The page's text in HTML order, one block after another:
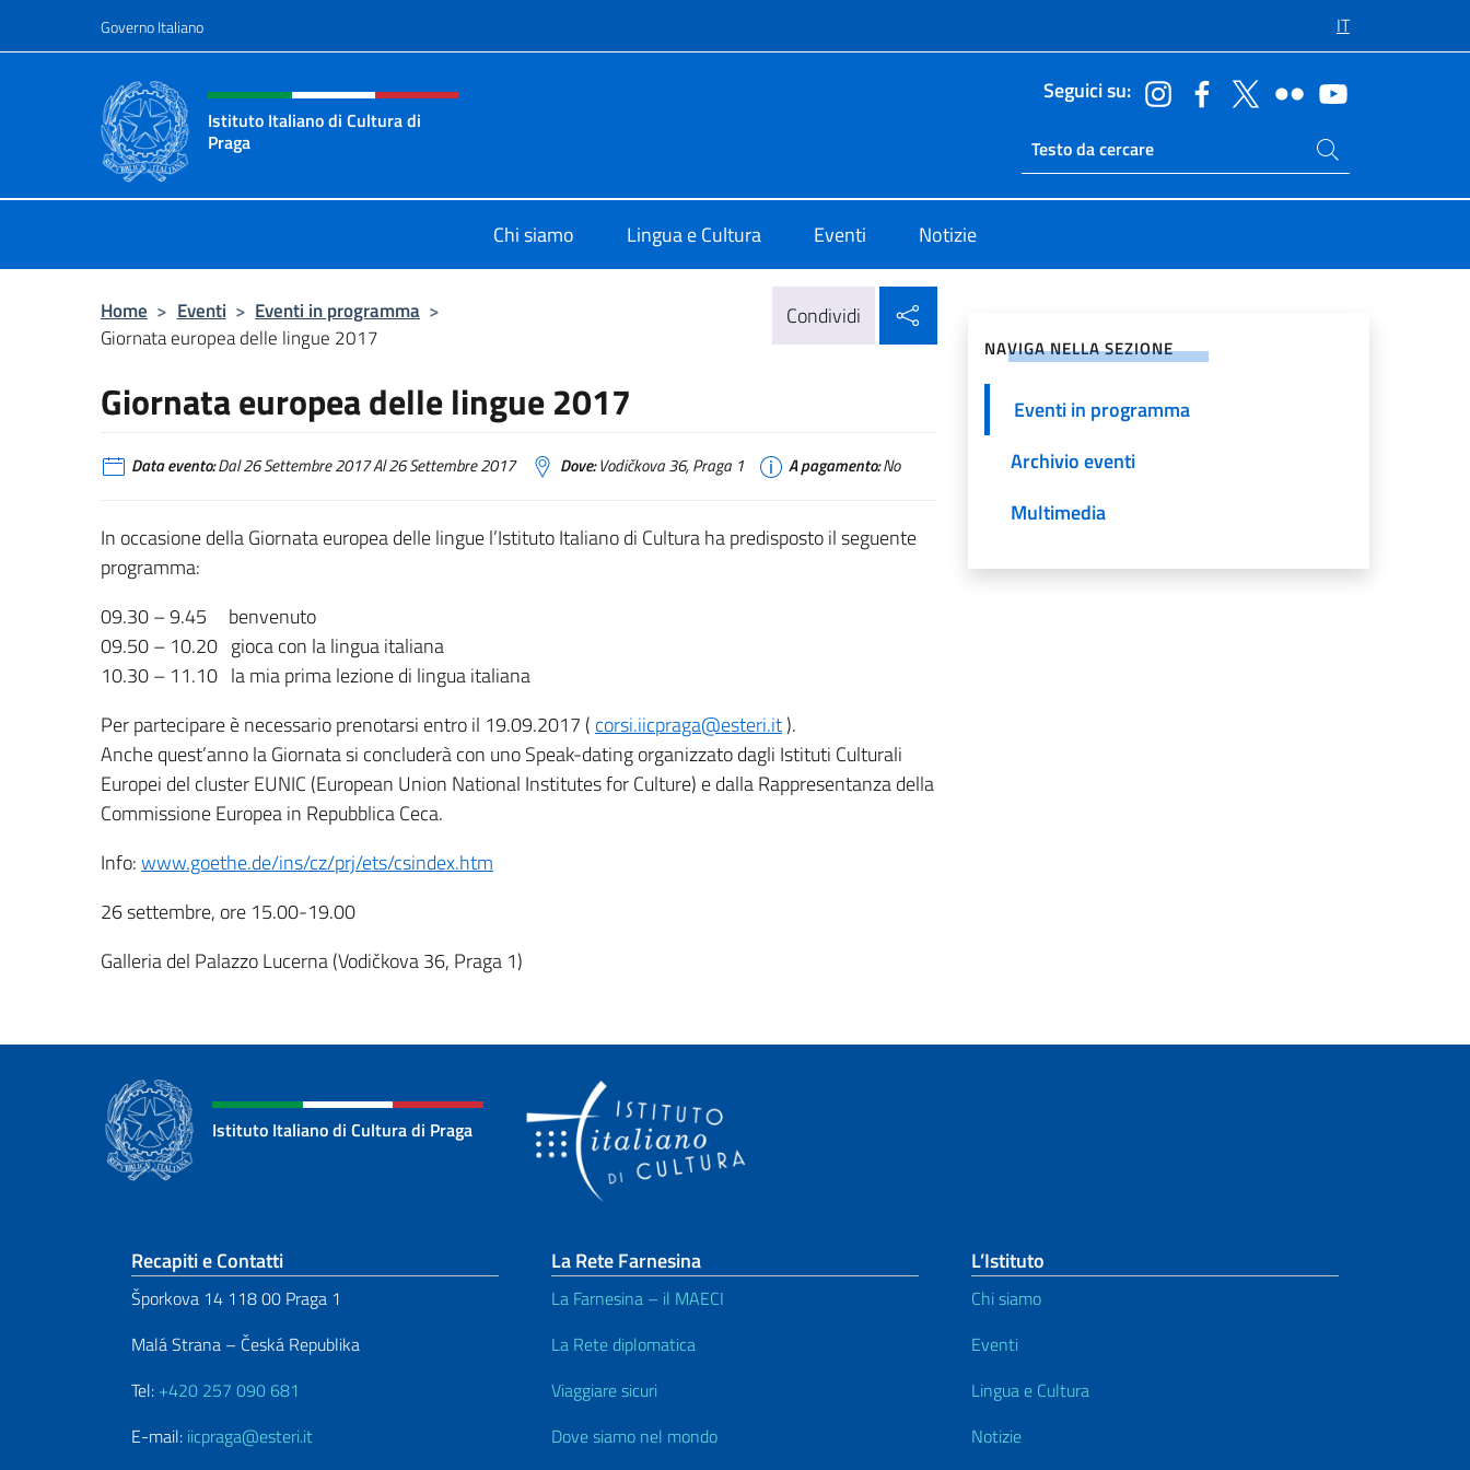
Governo Italiano IT
Intestazione sito, social e menù
Istituto Italiano di Cultura di
Praga
Seguici su:
Ricerca sito live
Cerca nel sito
Chi siamo Lingua e Cultura Eventi Notizie
Home > Eventi > Eventi in programma >
Giornata europea delle lingue 2017
Condividi
Giornata europea delle lingue 2017
Data evento:Dal 26 Settembre 2017 Al 26 Settembre 2017 Dove:Vodičkova 36, Praga 1 A pagamento:No
In occasione della Giornata europea delle lingue l’Istituto Italiano di Cultura ha predisposto il seguente
programma:
09.30 – 9.45 benvenuto
09.50 – 10.20 gioca con la lingua italiana
10.30 – 11.10 la mia prima lezione di lingua italiana
Per partecipare è necessario prenotarsi entro il 19.09.2017 ( corsi.iicpraga@esteri.it).
Anche quest’anno la Giornata si concluderà con uno Speak-dating organizzato dagli Istituti Culturali
Europei del cluster EUNIC (European Union National Institutes for Culture) e dalla Rappresentanza della
Commissione Europea in Repubblica Ceca.
Info:www.goethe.de/ins/cz/prj/ets/csindex.htm
26 settembre, ore 15.00-19.00
Galleria del Palazzo Lucerna (Vodičkova 36, Praga 1)
NAVIGA NELLA SEZIONE
Eventi in programma
Archivio eventi
Multimedia
Istituto Italiano di Cultura di Praga
Sezione footer
Recapiti e Contatti
Šporkova 14 118 00 Praga 1
Malá Strana – Česká Republika
Tel: +420 257 090 681
E-mail: iicpraga@esteri.it
La Rete Farnesina
La Farnesina – il MAECI
La Rete diplomatica
Viaggiare sicuri
Dove siamo nel mondo
L’Istituto
Chi siamo
Eventi
Lingua e Cultura
Notizie